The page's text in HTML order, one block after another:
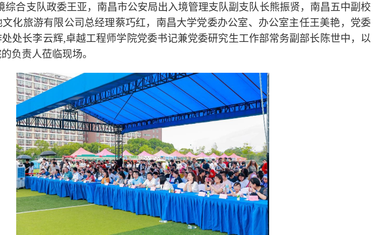
综合支队政委王亚，南昌市公安局出入境管理支队副支队长熊振贤，南昌五中副校
化旅游有限公司总经理蔡巧红，南昌大学党委办公室、办公室主任王美艳，党委
处长李云辉,卓越工程师学院党委书记兼党委研究生工作部常务副部长陈世中，以
负责人莅临现场。